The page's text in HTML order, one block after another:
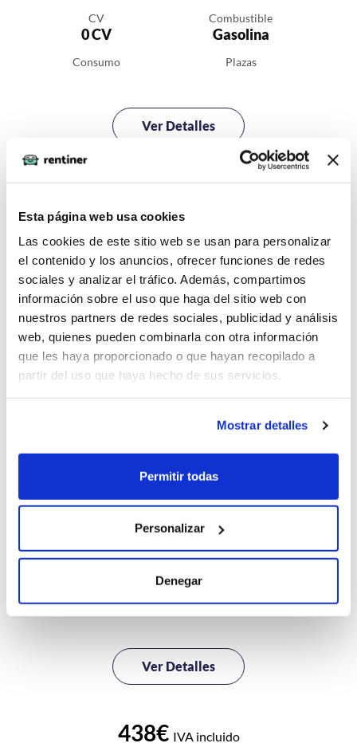
Esta página web usa cookies
Las cookies de este sitio web se usan para personalizar
el contenido y los anuncios, ofrecer funciones de redes
sociales y analizar el tráfico. Además, compartimos
información sobre el uso que haga del sitio web con
nuestros partners de redes sociales, publicidad y análisis
web, quienes pueden combinarla con otra información
que les haya proporcionado o que hayan recopilado a
partir del uso que haya hecho de sus servicios.
Mostrar detalles
Permitir todas
Personalizar
Denegar
CV
0 CV
Combustible
Gasolina
Consumo Plazas
Ver Detalles
438€
BMW SERIES 1 116d
CV Combustible
Consumo Plazas
Ver Detalles
438€ IVA incluido